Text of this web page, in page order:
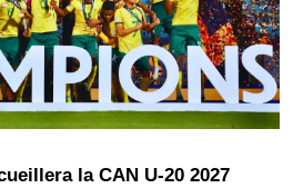
la CAN U-20 2027